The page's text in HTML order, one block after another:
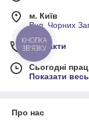
м. Київ
Вул. Чорних
Контакти
Сьогодні
Показати
Про нас
КНОПКА
ЗВ'ЯЗКУ